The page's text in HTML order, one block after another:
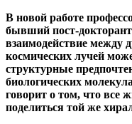
В новой работе
бывший пост-
взаимодействие между
космических лучей
структурные
биологических
говорит о том, что все
поделиться той же